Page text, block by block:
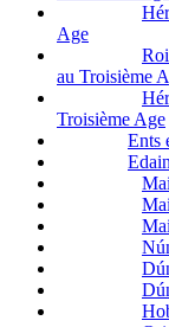
Age
au Troisième
Troisième Age
Ents
Edain